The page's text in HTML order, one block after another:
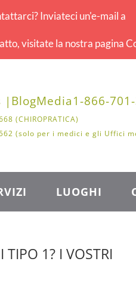
Inviateci un'e-mail a
visitate la nostra pagina
| BlogMedia1-866-
(CHIROPRATICA)
(solo per i medici e gli Uffici
LUOGHI
1? I VOSTRI